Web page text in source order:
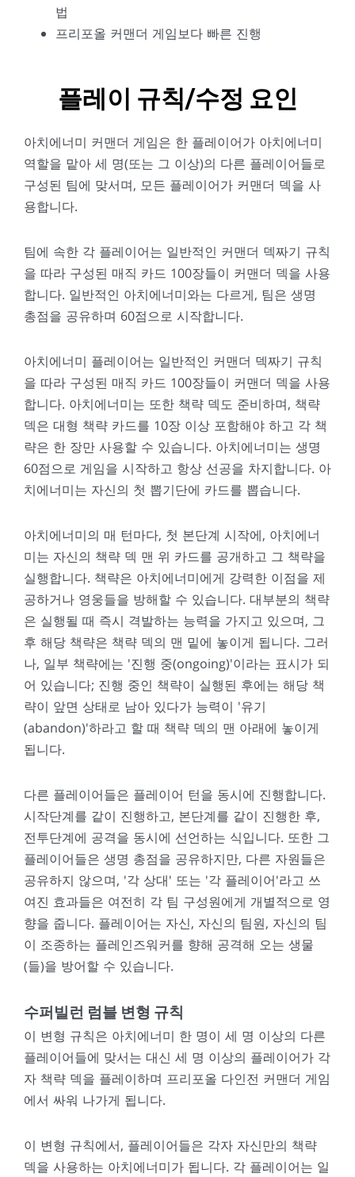
법
프리포올 커맨더 게임보다 빠른 진행
플레이 규칙/수정 요인
아치에너미 커맨더 게임은 한 플레이어가 아치에너미
역할을 맡아 세 명(또는 그 이상)의 다른 플레이어들로
구성된 팀에 맞서며, 모든 플레이어가 커맨더 덱을 사
용합니다.
팀에 속한 각 플레이어는 일반적인 커맨더 덱짜기 규칙
을 따라 구성된 매직 카드 100장들이 커맨더 덱을 사용
합니다. 일반적인 아치에너미와는 다르게, 팀은 생명
총점을 공유하며 60점으로 시작합니다.
아치에너미 플레이어는 일반적인 커맨더 덱짜기 규칙
을 따라 구성된 매직 카드 100장들이 커맨더 덱을 사용
합니다. 아치에너미는 또한 책략 덱도 준비하며, 책략
덱은 대형 책략 카드를 10장 이상 포함해야 하고 각 책
략은 한 장만 사용할 수 있습니다. 아치에너미는 생명
60점으로 게임을 시작하고 항상 선공을 차지합니다. 아
치에너미는 자신의 첫 뽑기단에 카드를 뽑습니다.
아치에너미의 매 턴마다, 첫 본단계 시작에, 아치에너
미는 자신의 책략 덱 맨 위 카드를 공개하고 그 책략을
실행합니다. 책략은 아치에너미에게 강력한 이점을 제
공하거나 영웅들을 방해할 수 있습니다. 대부분의 책략
은 실행될 때 즉시 격발하는 능력을 가지고 있으며, 그
후 해당 책략은 책략 덱의 맨 밑에 놓이게 됩니다. 그러
나, 일부 책략에는 '진행 중(ongoing)'이라는 표시가 되
어 있습니다; 진행 중인 책략이 실행된 후에는 해당 책
략이 앞면 상태로 남아 있다가 능력이 '유기
(abandon)'하라고 할 때 책략 덱의 맨 아래에 놓이게
됩니다.
다른 플레이어들은 플레이어 턴을 동시에 진행합니다.
시작단계를 같이 진행하고, 본단계를 같이 진행한 후,
전투단계에 공격을 동시에 선언하는 식입니다. 또한 그
플레이어들은 생명 총점을 공유하지만, 다른 자원들은
공유하지 않으며, '각 상대' 또는 '각 플레이어'라고 쓰
여진 효과들은 여전히 각 팀 구성원에게 개별적으로 영
향을 줍니다. 플레이어는 자신, 자신의 팀원, 자신의 팀
이 조종하는 플레인즈워커를 향해 공격해 오는 생물
(들)을 방어할 수 있습니다.
수퍼빌런 럼블 변형 규칙
이 변형 규칙은 아치에너미 한 명이 세 명 이상의 다른
플레이어들에 맞서는 대신 세 명 이상의 플레이어가 각
자 책략 덱을 플레이하며 프리포올 다인전 커맨더 게임
에서 싸워 나가게 됩니다.
이 변형 규칙에서, 플레이어들은 각자 자신만의 책략
덱을 사용하는 아치에너미가 됩니다. 각 플레이어는 일